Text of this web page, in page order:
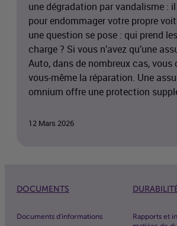
une dégradation par vandalisme :
pour endommager votre propre
une question se pose : qui prend
charge ? Si vous n’avez qu’une
Auto, dans de nombreux cas, vous
vous-même la réparation. Une
omnium offre une protection
12 Mars 2026
DOCUMENTS
Documents d'informations
Rapports et